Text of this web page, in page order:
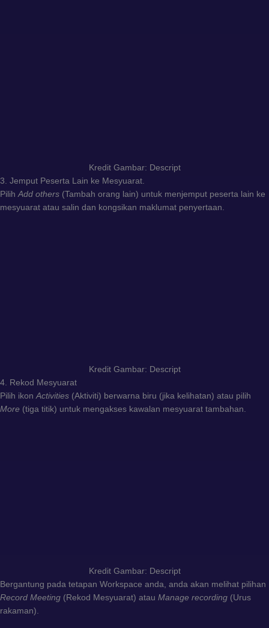
Kredit Gambar: Descript
3. Jemput Peserta Lain ke Mesyuarat.
Pilih Add others (Tambah orang lain) untuk menjemput peserta lain ke
mesyuarat atau salin dan kongsikan maklumat penyertaan.
Kredit Gambar: Descript
4. Rekod Mesyuarat
Pilih ikon Activities (Aktiviti) berwarna biru (jika kelihatan) atau pilih
More (tiga titik) untuk mengakses kawalan mesyuarat tambahan.
Kredit Gambar: Descript
Bergantung pada tetapan Workspace anda, anda akan melihat pilihan
Record Meeting (Rekod Mesyuarat) atau Manage recording (Urus
rakaman).